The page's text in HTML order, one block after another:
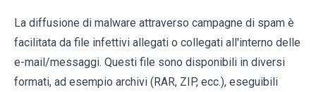
La diffusione di malware attraverso campagne di spam è
facilitata da file infettivi allegati o collegati all'interno delle
e-mail/messaggi. Questi file sono disponibili in diversi
formati, ad esempio archivi (RAR, ZIP, ecc.), eseguibili